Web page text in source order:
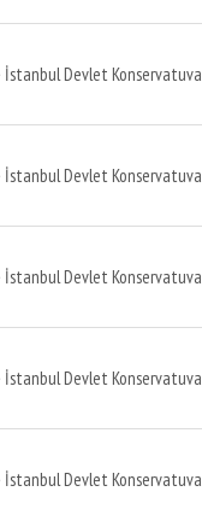
İstanbul Devlet
İstanbul Devlet
İstanbul Devlet
İstanbul Devlet
İstanbul Devlet